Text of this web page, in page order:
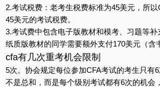
2.考试税费：老考生税费标准为45美元，所
45美元的考试税费。
3.考试费中包含电子版教材和模考、习题等
纸质版教材的同学需要额外支付170美元（含
cfa有几次重考机会限制
5次。协会规定每位参加CFA考试的考生只有
不是总和，而是每个级别考试都有6次的机会